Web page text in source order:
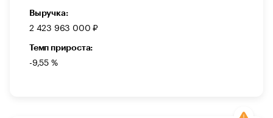
Выручка:
2 423 963 000 ₽
Темп прироста:
-9,55 %